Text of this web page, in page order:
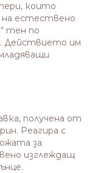
които
на естествено
тен по
Действието им
получена от
Реагира с
за
изглеждащ